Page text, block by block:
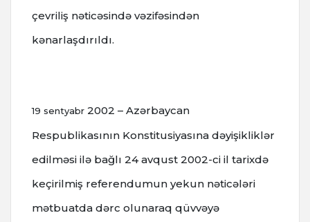
çevriliş nəticəsində vəzifəsindən
kənarlaşdırıldı.
19 sentyabr 2002 – Azərbaycan
Respublikasının Konstitusiyasına dəyişikliklər
edilməsi ilə bağlı 24 avqust 2002-ci il tarixdə
keçirilmiş referendumun yekun nəticələri
mətbuatda dərc olunaraq qüvvəyə